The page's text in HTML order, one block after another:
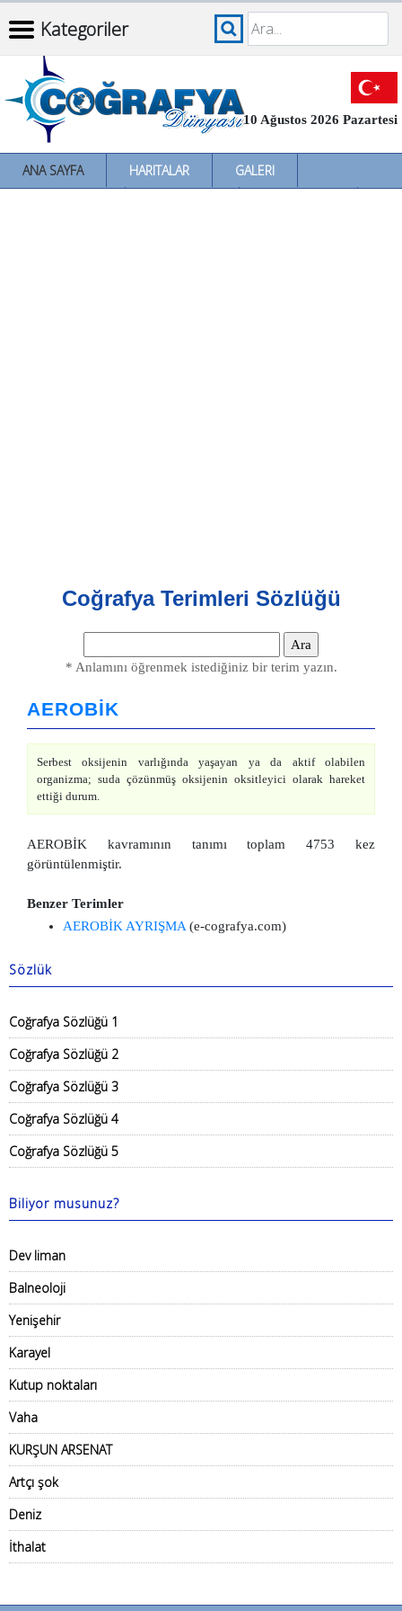
Kategoriler
10 Ağustos 2026 Pazartesi
ANA SAYFA HARITALAR
GALERI
Coğrafya Terimleri Sözlüğü
* Anlamını öğrenmek istediğiniz bir terim yazın.
AEROBİK
Serbest oksijenin varlığında yaşayan ya da aktif olabilen
organizma; suda çözünmüş oksijenin oksitleyici olarak hareket
ettiği durum.
AEROBİK kavramının tanımı toplam 4753 kez
görüntülenmiştir.
Benzer Terimler
AEROBİK AYRIŞMA (e-cografya.com)
Sözlük
Coğrafya Sözlüğü 1
Coğrafya Sözlüğü 2
Coğrafya Sözlüğü 3
Coğrafya Sözlüğü 4
Coğrafya Sözlüğü 5
Biliyor musunuz?
Dev liman
Balneoloji
Yenişehir
Karayel
Kutup noktaları
Vaha
KURŞUN ARSENAT
Artçı şok
Deniz
İthalat